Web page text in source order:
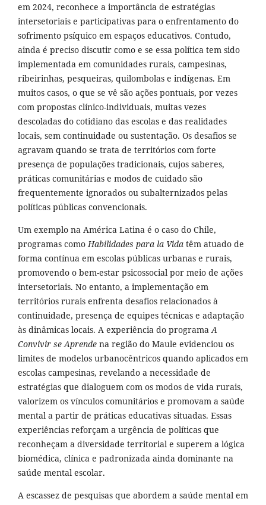
em 2024, reconhece a importância de estratégias
intersetoriais e participativas para o enfrentamento do
sofrimento psíquico em espaços educativos. Contudo,
ainda é preciso discutir como e se essa política tem sido
implementada em comunidades rurais, campesinas,
ribeirinhas, pesqueiras, quilombolas e indígenas. Em
muitos casos, o que se vê são ações pontuais, por vezes
com propostas clínico-individuais, muitas vezes
descoladas do cotidiano das escolas e das realidades
locais, sem continuidade ou sustentação. Os desafios se
agravam quando se trata de territórios com forte
presença de populações tradicionais, cujos saberes,
práticas comunitárias e modos de cuidado são
frequentemente ignorados ou subalternizados pelas
políticas públicas convencionais.
Um exemplo na América Latina é o caso do Chile,
programas comoHabilidades para la Vida têm atuado de
forma contínua em escolas públicas urbanas e rurais,
promovendo o bem-estar psicossocial por meio de ações
intersetoriais. No entanto, a implementação em
territórios rurais enfrenta desafios relacionados à
continuidade, presença de equipes técnicas e adaptação
às dinâmicas locais. A experiência do programaA
Convivir se Aprende na região do Maule evidenciou os
limites de modelos urbanocêntricos quando aplicados em
escolas campesinas, revelando a necessidade de
estratégias que dialoguem com os modos de vida rurais,
valorizem os vínculos comunitários e promovam a saúde
mental a partir de práticas educativas situadas. Essas
experiências reforçam a urgência de políticas que
reconheçam a diversidade territorial e superem a lógica
biomédica, clínica e padronizada ainda dominante na
saúde mental escolar.
A escassez de pesquisas que abordem a saúde mental em